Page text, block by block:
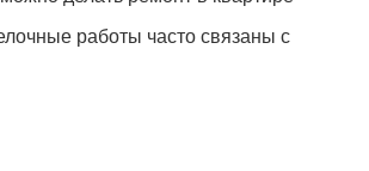
работы часто связаны с